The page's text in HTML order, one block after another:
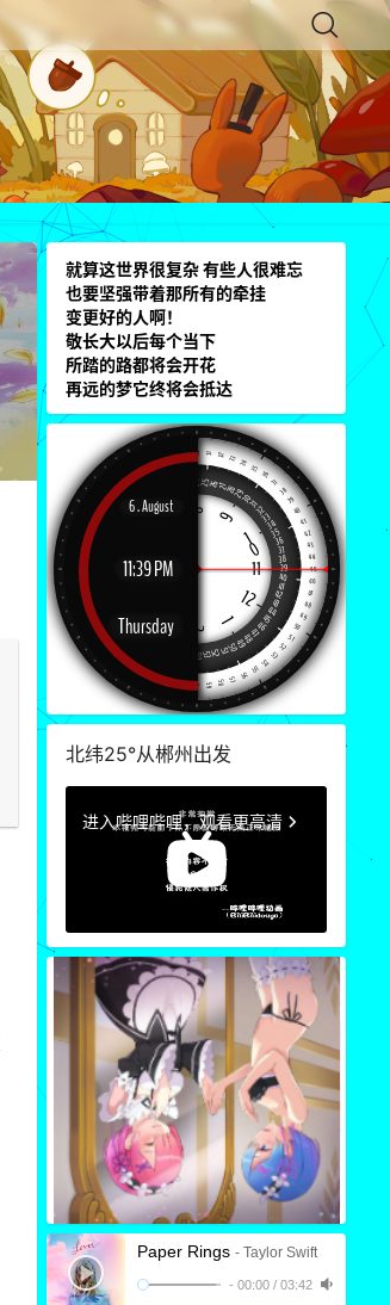
就算这世界很复杂 有些人很难忘
也要坚强带着那所有的牵挂
变更好的人啊！
敬长大以后每个当下
所踏的路都将会开花
再远的梦它终将会抵达
2
3
3
3
3
3
3
北纬25°从郴州出发
Paper Rings - Taylor Swift
- 00:00 / 03:42